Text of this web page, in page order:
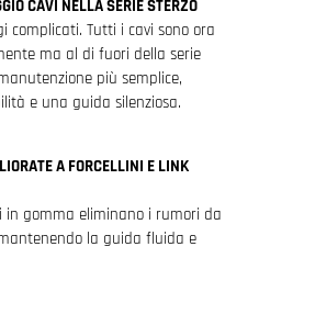
CAVI NELLA SERIE STERZO
complicati. Tutti i cavi sono ora
ma al di fuori della serie
più semplice,
e una guida silenziosa.
A FORCELLINI E LINK
in gomma eliminano i rumori da
la guida fluida e